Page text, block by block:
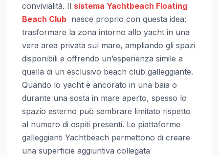
convivialità. Il sistema Yachtbeach Floating
Beach Club nasce proprio con questa idea:
trasformare la zona intorno allo yacht in una
vera area privata sul mare, ampliando gli spazi
disponibili e offrendo un’esperienza simile a
quella di un esclusivo beach club galleggiante.
Quando lo yacht è ancorato in una baia o
durante una sosta in mare aperto, spesso lo
spazio esterno può sembrare limitato rispetto
al numero di ospiti presenti. Le piattaforme
galleggianti Yachtbeach permettono di creare
una superficie aggiuntiva collegata